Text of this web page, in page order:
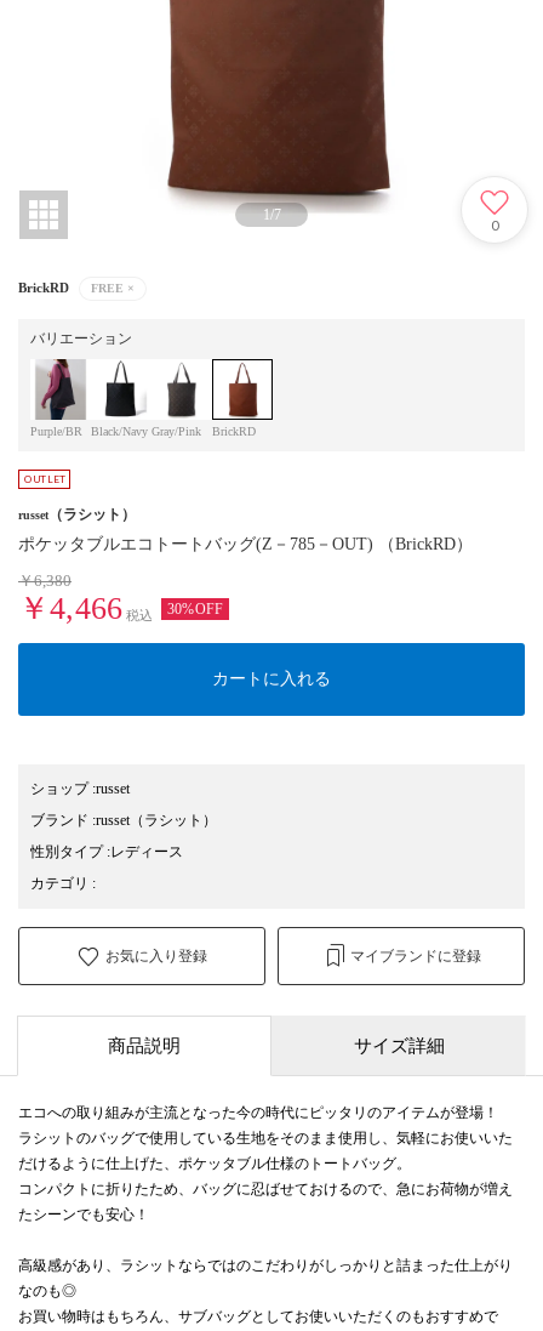
1/7
0
BrickRD FREE ×
バリエーション
Purple/BR Black/Navy Gray/Pink BrickRD
russet （ラシット）
ポケッタブルエコトートバッグ(Z－785－OUT) （BrickRD）
￥6,380
￥4,466 税込 30%OFF
カートに入れる
ショップ:russet
ブランド :russet （ラシット）
性別タイプ:レディース
カテゴリ :
お気に入り登録 マイブランドに登録
商品説明 サイズ詳細
エコへの取り組みが主流となった今の時代にピッタリのアイテムが登場！
ラシットのバッグで使用している生地をそのまま使用し、気軽にお使いいた
だけるように仕上げた、ポケッタブル仕様のトートバッグ。
コンパクトに折りたため、バッグに忍ばせておけるので、急にお荷物が増え
たシーンでも安心！
高級感があり、ラシットならではのこだわりがしっかりと詰まった仕上がり
なのも◎
お買い物時はもちろん、サブバッグとしてお使いいただくのもおすすめで